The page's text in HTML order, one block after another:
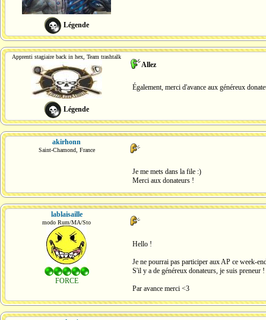
Légende
Apprenti stagiaire back in hex, Team trashtalk
Légende
Allez
Également, merci d'avance aux généreux
akirhonn
Saint-Chamond, France
Je me mets dans la file :)
Merci aux donateurs !
lablaisaille
modo Rum/MA/Sto
FORCE
Hello !
Je ne pourrai pas participer aux AP ce week-
S'il y a de généreux donateurs, je suis preneur !
Par avance merci <3